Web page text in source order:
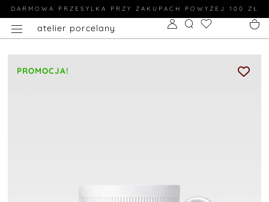
DARMOWA PRZESYLKA PRZY ZAKUPACH POWYŻEJ 100 ZŁ
atelier porcelany
PROMOCJA!